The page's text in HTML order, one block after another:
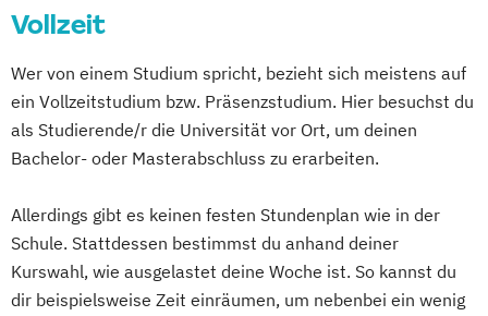
Vollzeit
Wer von einem Studium spricht, bezieht sich meistens auf
ein Vollzeitstudium bzw. Präsenzstudium. Hier besuchst du
als Studierende/r die Universität vor Ort, um deinen
Bachelor- oder Masterabschluss zu erarbeiten.
Allerdings gibt es keinen festen Stundenplan wie in der
Schule. Stattdessen bestimmst du anhand deiner
Kurswahl, wie ausgelastet deine Woche ist. So kannst du
dir beispielsweise Zeit einräumen, um nebenbei ein wenig